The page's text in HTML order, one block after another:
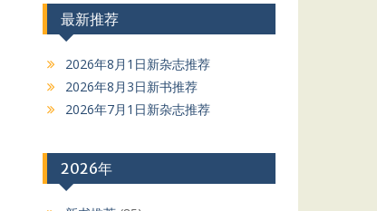
最新推荐
2026年8月1日新杂志推荐
2026年8月3日新书推荐
2026年7月1日新杂志推荐
2026年